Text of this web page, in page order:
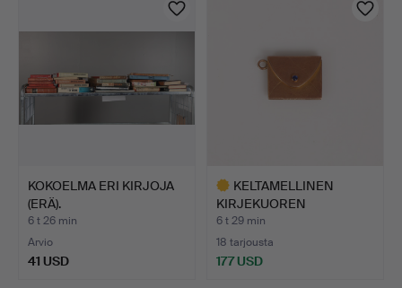
KOKOELMA ERI KIRJOJA
(ERÄ).
6 t 26 min
Arvio
41 USD
KELTAMELLINEN
KIRJEKUOREN
MUOTOINEN RIIPUS.
6 t 29 min
18 tarjousta
177 USD